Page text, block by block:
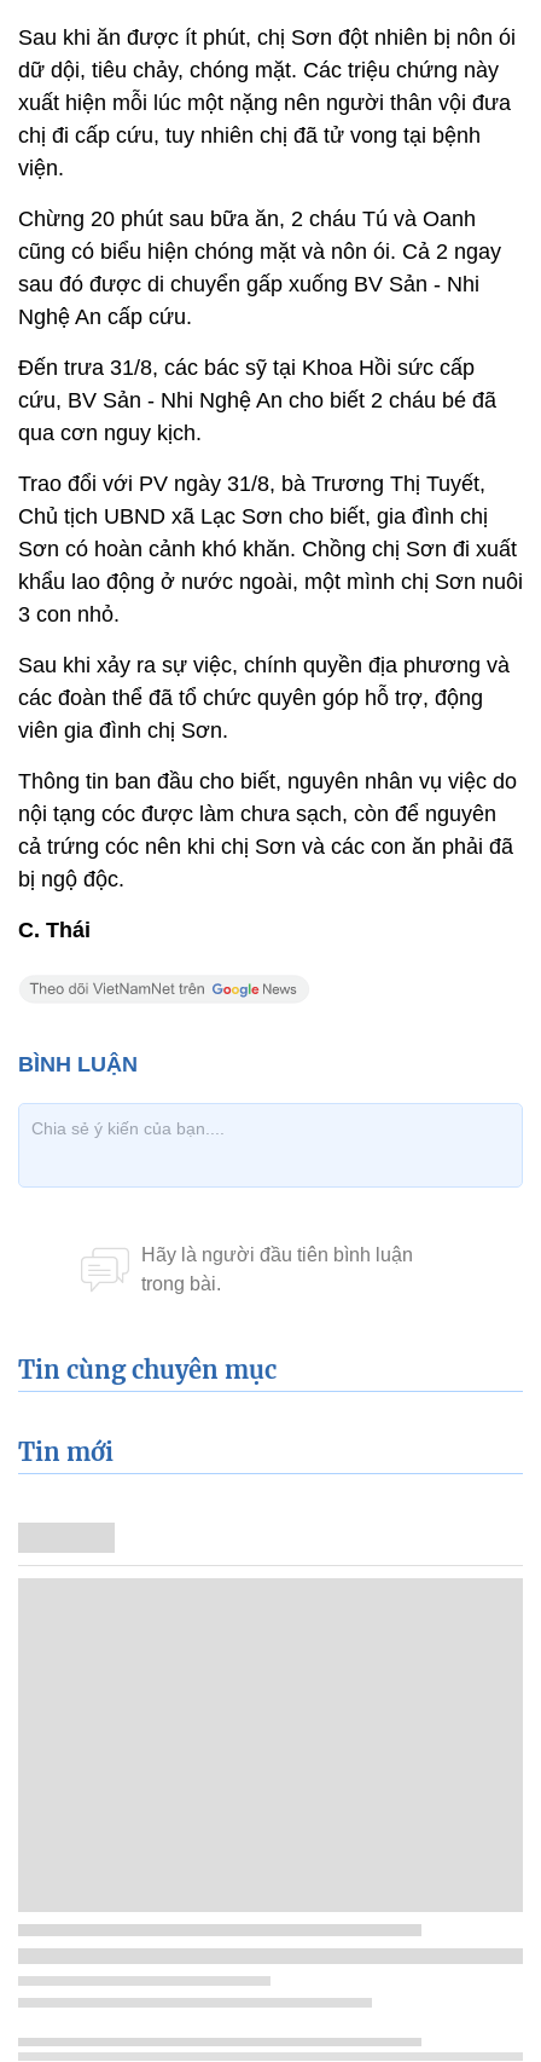
Sau khi ăn được ít phút, chị Sơn đột nhiên bị nôn ói
dữ dội, tiêu chảy, chóng mặt. Các triệu chứng này
xuất hiện mỗi lúc một nặng nên người thân vội đưa
chị đi cấp cứu, tuy nhiên chị đã tử vong tại bệnh
viện.
Chừng 20 phút sau bữa ăn, 2 cháu Tú và Oanh
cũng có biểu hiện chóng mặt và nôn ói. Cả 2 ngay
sau đó được di chuyển gấp xuống BV Sản - Nhi
Nghệ An cấp cứu.
Đến trưa 31/8, các bác sỹ tại Khoa Hồi sức cấp
cứu, BV Sản - Nhi Nghệ An cho biết 2 cháu bé đã
qua cơn nguy kịch.
Trao đổi với PV ngày 31/8, bà Trương Thị Tuyết,
Chủ tịch UBND xã Lạc Sơn cho biết, gia đình chị
Sơn có hoàn cảnh khó khăn. Chồng chị Sơn đi xuất
khẩu lao động ở nước ngoài, một mình chị Sơn nuôi
3 con nhỏ.
Sau khi xảy ra sự việc, chính quyền địa phương và
các đoàn thể đã tổ chức quyên góp hỗ trợ, động
viên gia đình chị Sơn.
Thông tin ban đầu cho biết, nguyên nhân vụ việc do
nội tạng cóc được làm chưa sạch, còn để nguyên
cả trứng cóc nên khi chị Sơn và các con ăn phải đã
bị ngộ độc.
C. Thái
Tin cùng chuyên mục
Tin mới